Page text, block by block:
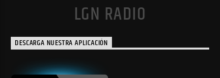
LGN RADIO
DESCARGA NUESTRA APLICACIÓN